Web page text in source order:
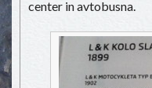
center in avtobusna.